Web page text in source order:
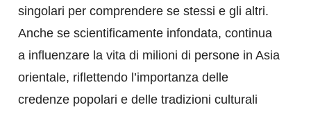
singolari per comprendere se stessi e gli altri.
Anche se scientificamente infondata, continua
a influenzare la vita di milioni di persone in Asia
orientale, riflettendo l’importanza delle
credenze popolari e delle tradizioni culturali